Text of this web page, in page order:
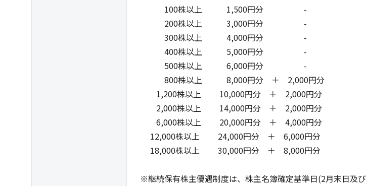
100株以上 1,500円分 -
200株以上 3,000円分 -
300株以上 4,000円分 -
400株以上 5,000円分 -
500株以上 6,000円分 -
800株以上 8,000円分 ＋ 2,000円分
1,200株以上 10,000円分 ＋ 2,000円分
2,000株以上 14,000円分 ＋ 2,000円分
6,000株以上 20,000円分 ＋ 4,000円分
12,000株以上 24,000円分 ＋ 6,000円分
18,000株以上 30,000円分 ＋ 8,000円分
※継続保有株主優遇制度は、株主名簿確定基準日(2月末日及び